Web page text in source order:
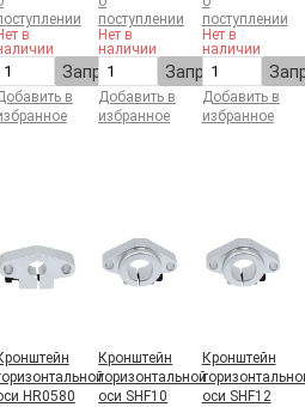
в
Запросить
в
поступлении
Нет в
наличии
Запросить
Добавить в
избранное
поступлении
Нет в
наличии
Добавить в
избранное
HR0580
Кронштейн
горизонтальной
оси SHF10
Кронштейн
оси SHF12